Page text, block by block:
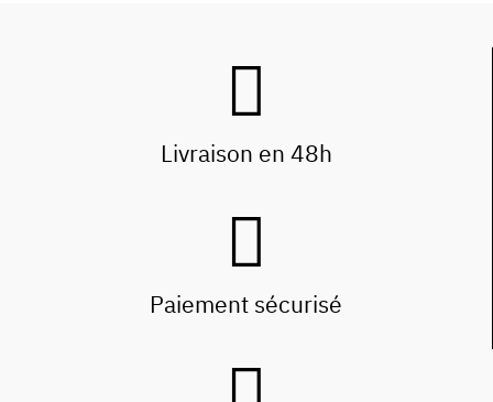
Livraison en 48h
Paiement sécurisé